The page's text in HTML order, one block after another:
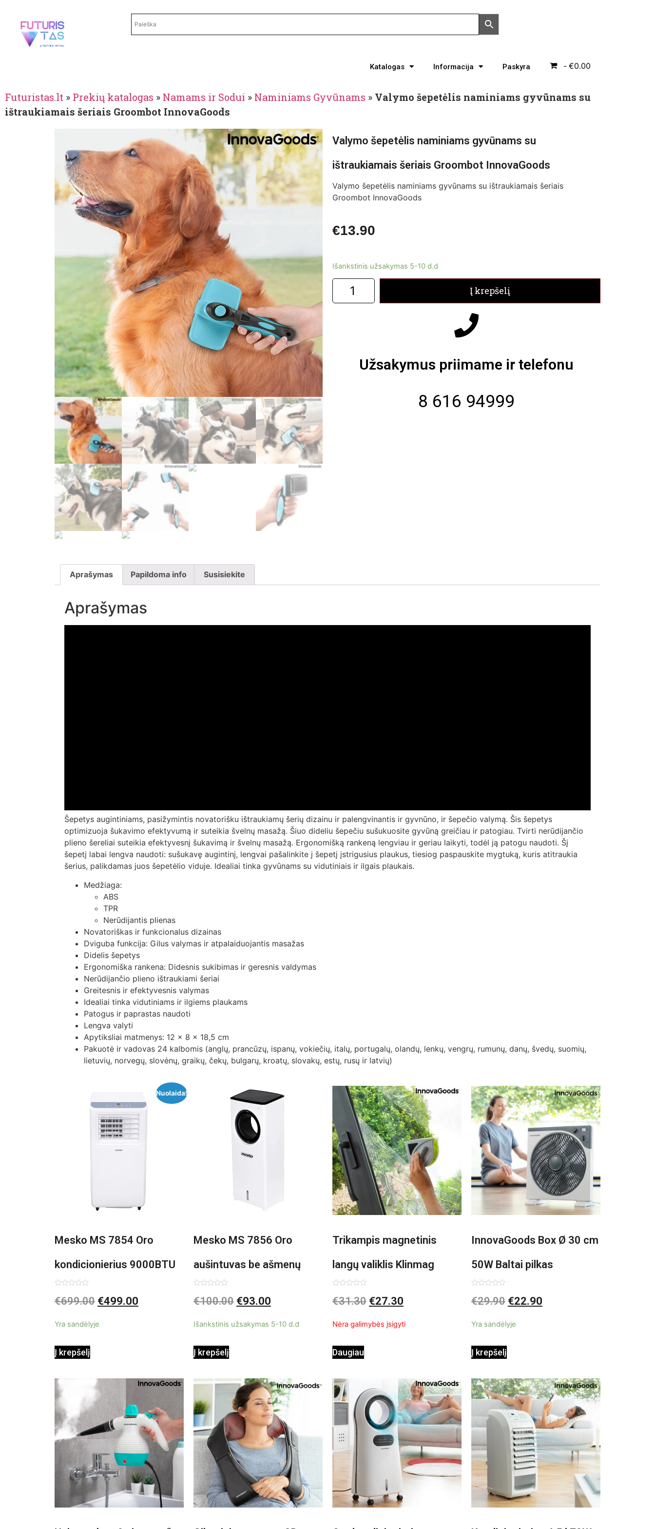
Katalogas Informacija Paskyra €0.00
Futuristas.lt » Prekių katalogas » Namams ir Sodui » Naminiams Gyvūnams » Valymo šepetėlis naminiams gyvūnams su
ištraukiamais šeriais Groombot InnovaGoods
Valymo šepetėlis naminiams gyvūnams su
ištraukiamais šeriais Groombot InnovaGoods
Valymo šepetėlis naminiams gyvūnams su ištraukiamais šeriais
Groombot InnovaGoods
€13.90
Išankstinis užsakymas 5-10 d.d
Į krepšelį
Užsakymus priimame ir telefonu
8 616 94999
Aprašymas Papildoma info Susisiekite
Aprašymas
Šepetys augintiniams, pasižymintis novatorišku ištraukiamų šerių dizainu ir palengvinantis ir gyvnūno, ir šepečio valymą. Šis šepetys
optimizuoja šukavimo efektyvumą ir suteikia švelnų masažą. Šiuo dideliu šepečiu sušukuosite gyvūną greičiau ir patogiau. Tvirti nerūdijančio
plieno šereliai suteikia efektyvesnį šukavimą ir švelnų masažą. Ergonomišką rankeną lengviau ir geriau laikyti, todėl ją patogu naudoti. Šį
šepetį labai lengva naudoti: sušukavę augintinį, lengvai pašalinkite į šepetį įstrigusius plaukus, tiesiog paspauskite mygtuką, kuris atitraukia
šerius, palikdamas juos šepetėlio viduje. Idealiai tinka gyvūnams su vidutiniais ir ilgais plaukais.
Medžiaga:
ABS
TPR
Nerūdijantis plienas
Novatoriškas ir funkcionalus dizainas
Dviguba funkcija: Gilus valymas ir atpalaiduojantis masažas
Didelis šepetys
Ergonomiška rankena: Didesnis sukibimas ir geresnis valdymas
Nerūdijančio plieno ištraukiami šeriai
Greitesnis ir efektyvesnis valymas
Idealiai tinka vidutiniams ir ilgiems plaukams
Patogus ir paprastas naudoti
Lengva valyti
Apytiksliai matmenys: 12 x 8 x 18,5 cm
Pakuotė ir vadovas 24 kalbomis (anglų, prancūzų, ispanų, vokiečių, italų, portugalų, olandų, lenkų, vengrų, rumunų, danų, švedų, suomių,
lietuvių, norvegų, slovėnų, graikų, čekų, bulgarų, kroatų, slovakų, estų, rusų ir latvių)
Nuolaida!
Mesko MS 7854 Oro
kondicionierius 9000BTU
0
iš
€699.00 €499.00
Yra sandėlyje
Į krepšelį
Mesko MS 7856 Oro
aušintuvas be ašmenų
3in1
0
iš
€100.00 €93.00
Išankstinis užsakymas 5-10 d.d
Į krepšelį
Trikampis magnetinis
langų valiklis Klinmag
InnovaGoods
0
iš
€31.30 €27.30
Nėra galimybės įsigyti
Daugiau
InnovaGoods Box Ø 30 cm
50W Baltai pilkas
pastatomas ventiliatorius
0
iš
€29.90 €22.90
Yra sandėlyje
Į krepšelį